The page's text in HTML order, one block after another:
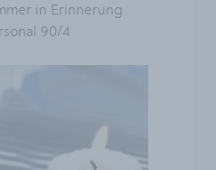
in Erinnerung
90/4